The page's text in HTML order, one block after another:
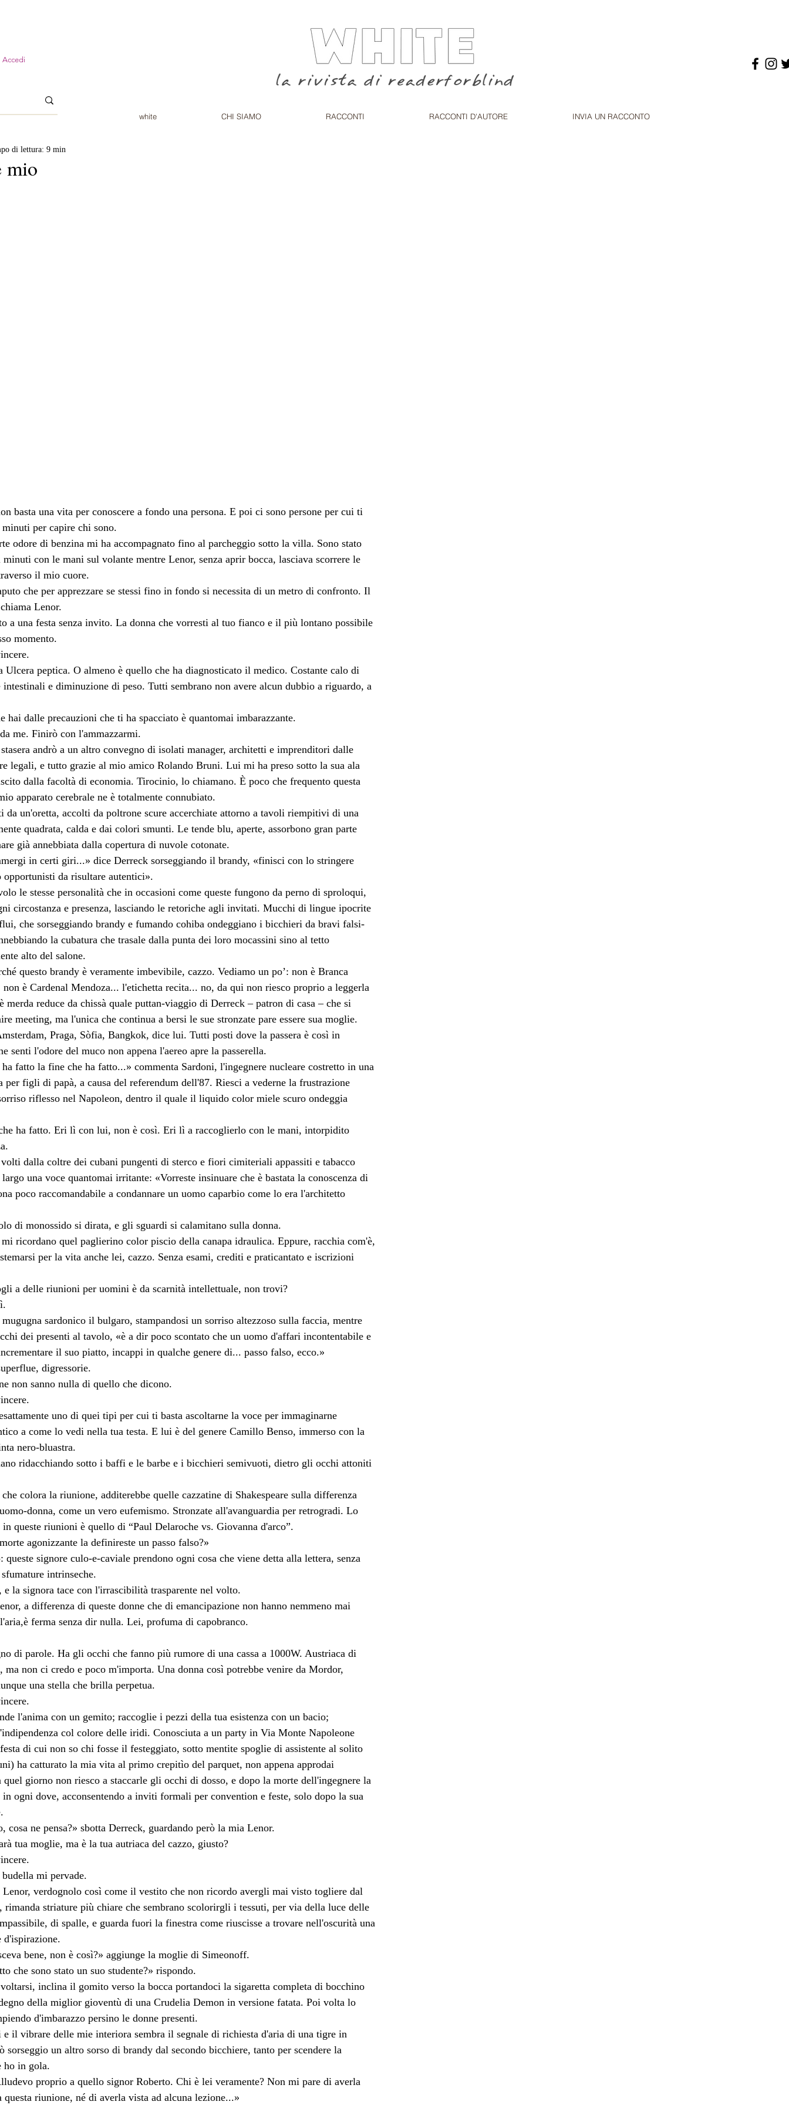
Accedi
white CHI SIAMO RACCONTI RACCONTI D'AUTORE INVIA UN RACCONTO
mio
di lettura: 9 min
basta una vita per conoscere a fondo una persona. E poi ci sono persone per cui ti
minuti per capire chi sono.
odore di benzina mi ha accompagnato fino al parcheggio sotto la villa. Sono stato
minuti con le mani sul volante mentre Lenor, senza aprir bocca, lasciava scorrere le
il mio cuore.
che per apprezzare se stessi fino in fondo si necessita di un metro di confronto. Il
Lenor.
a una festa senza invito. La donna che vorresti al tuo fianco e il più lontano possibile
momento.
Ulcera peptica. O almeno è quello che ha diagnosticato il medico. Costante calo di
e diminuzione di peso. Tutti sembrano non avere alcun dubbio a riguardo, a
hai dalle precauzioni che ti ha spacciato è quantomai imbarazzante.
me. Finirò con l'ammazzarmi.
andrò a un altro convegno di isolati manager, architetti e imprenditori dalle
legali, e tutto grazie al mio amico Rolando Bruni. Lui mi ha preso sotto la sua ala
dalla facoltà di economia. Tirocinio, lo chiamano. È poco che frequento questa
apparato cerebrale ne è totalmente connubiato.
da un'oretta, accolti da poltrone scure accerchiate attorno a tavoli riempitivi di una
quadrata, calda e dai colori smunti. Le tende blu, aperte, assorbono gran parte
già annebbiata dalla copertura di nuvole cotonate.
in certi giri...» dice Derreck sorseggiando il brandy, «finisci con lo stringere
opportunisti da risultare autentici».
le stesse personalità che in occasioni come queste fungono da perno di sproloqui,
circostanza e presenza, lasciando le retoriche agli invitati. Mucchi di lingue ipocrite
che sorseggiando brandy e fumando cohiba ondeggiano i bicchieri da bravi falsi-
la cubatura che trasale dalla punta dei loro mocassini sino al tetto
alto del salone.
questo brandy è veramente imbevibile, cazzo. Vediamo un po’: non è Branca
non è Cardenal Mendoza... l'etichetta recita... no, da qui non riesco proprio a leggerla
merda reduce da chissà quale puttan-viaggio di Derreck – patron di casa – che si
meeting, ma l'unica che continua a bersi le sue stronzate pare essere sua moglie.
Praga, Sòfia, Bangkok, dice lui. Tutti posti dove la passera è così in
senti l'odore del muco non appena l'aereo apre la passerella.
fatto la fine che ha fatto...» commenta Sardoni, l'ingegnere nucleare costretto in una
per figli di papà, a causa del referendum dell'87. Riesci a vederne la frustrazione
riflesso nel Napoleon, dentro il quale il liquido color miele scuro ondeggia
ha fatto. Eri lì con lui, non è così. Eri lì a raccoglierlo con le mani, intorpidito
dalla coltre dei cubani pungenti di sterco e fiori cimiteriali appassiti e tabacco
una voce quantomai irritante: «Vorreste insinuare che è bastata la conoscenza di
poco raccomandabile a condannare un uomo caparbio come lo era l'architetto
di monossido si dirata, e gli sguardi si calamitano sulla donna.
ricordano quel paglierino color piscio della canapa idraulica. Eppure, racchia com'è,
per la vita anche lei, cazzo. Senza esami, crediti e praticantato e iscrizioni
a delle riunioni per uomini è da scarnità intellettuale, non trovi?
sardonico il bulgaro, stampandosi un sorriso altezzoso sulla faccia, mentre
dei presenti al tavolo, «è a dir poco scontato che un uomo d'affari incontentabile e
il suo piatto, incappi in qualche genere di... passo falso, ecco.»
digressorie.
non sanno nulla di quello che dicono.
uno di quei tipi per cui ti basta ascoltarne la voce per immaginarne
a come lo vedi nella tua testa. E lui è del genere Camillo Benso, immerso con la
nero-bluastra.
ridacchiando sotto i baffi e le barbe e i bicchieri semivuoti, dietro gli occhi attoniti
colora la riunione, additerebbe quelle cazzatine di Shakespeare sulla differenza
donna, come un vero eufemismo. Stronzate all'avanguardia per retrogradi. Lo
queste riunioni è quello di “Paul Delaroche vs. Giovanna d'arco”.
agonizzante la definireste un passo falso?»
queste signore culo-e-caviale prendono ogni cosa che viene detta alla lettera, senza
intrinseche.
la signora tace con l'irrascibilità trasparente nel volto.
a differenza di queste donne che di emancipazione non hanno nemmeno mai
ferma senza dir nulla. Lei, profuma di capobranco.
di parole. Ha gli occhi che fanno più rumore di una cassa a 1000W. Austriaca di
non ci credo e poco m'importa. Una donna così potrebbe venire da Mordor,
una stella che brilla perpetua.
l'anima con un gemito; raccoglie i pezzi della tua esistenza con un bacio;
col colore delle iridi. Conosciuta a un party in Via Monte Napoleone
di cui non so chi fosse il festeggiato, sotto mentite spoglie di assistente al solito
ha catturato la mia vita al primo crepitìo del parquet, non appena approdai
giorno non riesco a staccarle gli occhi di dosso, e dopo la morte dell'ingegnere la
ogni dove, acconsentendo a inviti formali per convention e feste, solo dopo la sua
cosa ne pensa?» sbotta Derreck, guardando però la mia Lenor.
tua moglie, ma è la tua autriaca del cazzo, giusto?
mi pervade.
verdognolo così come il vestito che non ricordo avergli mai visto togliere dal
rimanda striature più chiare che sembrano scolorirgli i tessuti, per via della luce delle
di spalle, e guarda fuori la finestra come riuscisse a trovare nell'oscurità una
d'ispirazione.
bene, non è così?» aggiunge la moglie di Simeonoff.
che sono stato un suo studente?» rispondo.
inclina il gomito verso la bocca portandoci la sigaretta completa di bocchino
della miglior gioventù di una Crudelia Demon in versione fatata. Poi volta lo
d'imbarazzo persino le donne presenti.
e il vibrare delle mie interiora sembra il segnale di richiesta d'aria di una tigre in
sorseggio un altro sorso di brandy dal secondo bicchiere, tanto per scendere la
ho in gola.
proprio a quello signor Roberto. Chi è lei veramente? Non mi pare di averla
questa riunione, né di averla vista ad alcuna lezione...»